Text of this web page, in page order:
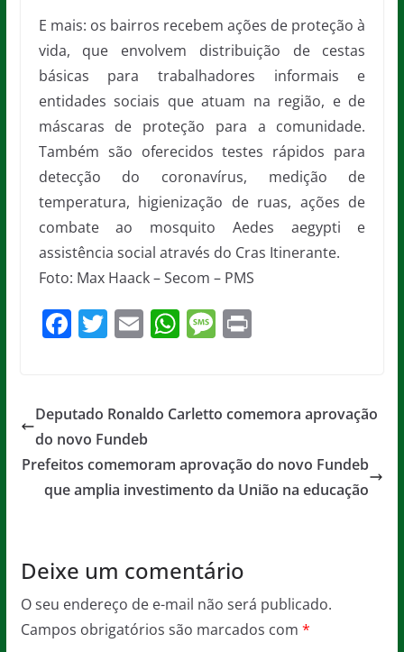
E mais: os bairros recebem ações de proteção à
vida, que envolvem distribuição de cestas
básicas para trabalhadores informais e
entidades sociais que atuam na região, e de
máscaras de proteção para a comunidade.
Também são oferecidos testes rápidos para
detecção do coronavírus, medição de
temperatura, higienização de ruas, ações de
combate ao mosquito Aedes aegypti e
assistência social através do Cras Itinerante.
Foto: Max Haack – Secom – PMS
F
e
b
o
o
T
er
E
l
W
s
p
p
M
a
e
Pr
Deputado Ronaldo Carletto comemora aprovação
do novo Fundeb
Prefeitos comemoram aprovação do novo Fundeb
que amplia investimento da União na educação
Deixe um comentário
O seu endereço de e-mail não será publicado.
Campos obrigatórios são marcados com *